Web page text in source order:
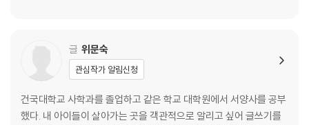
글 위문숙
관심작가 알림신청
건국대학교 사학과를 졸업하고 같은 학교 대학원에서 서양사를 공부
했다. 내 아이들이 살아가는 곳을 객관적으로 알리고 싶어 글쓰기를